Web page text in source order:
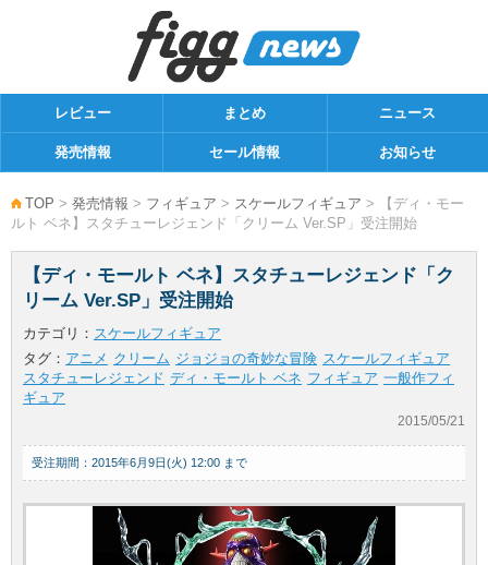
レビュー まとめ ニュース
発売情報 セール情報 お知らせ
TOP > 発売情報 > フィギュア > スケールフィギュア > 【ディ・モー
ルト ベネ】スタチューレジェンド「クリーム Ver.SP」受注開始
【ディ・モールト ベネ】スタチューレジェンド「ク
リーム Ver.SP」受注開始
カテゴリ： スケールフィギュア
タグ： アニメ クリーム ジョジョの奇妙な冒険 スケールフィギュア
スタチューレジェンド ディ・モールト ベネ フィギュア 一般作フィ
ギュア
2015/05/21
受注期間：2015年6月9日(火) 12:00 まで